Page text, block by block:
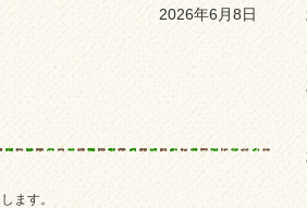
2026年6月8日
ます。